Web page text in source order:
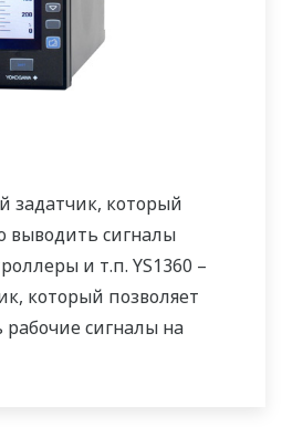
задатчик, который
выводить сигналы
и т.п. YS1360 –
который позволяет
сигналы на